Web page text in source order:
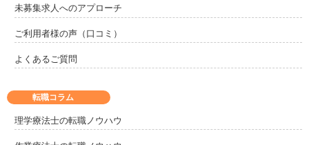
未募集求人へのアプローチ
ご利用者様の声（口コミ）
よくあるご質問
転職コラム
理学療法士の転職ノウハウ